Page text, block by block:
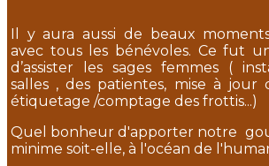
Il y aura aussi de beaux
avec tous les bénévoles. Ce fut
d’assister les sages femmes (
salles , des patientes, mise à jour
étiquetage /comptage des frottis...)
Quel bonheur d'apporter notre
minime soit-elle, à l'océan de